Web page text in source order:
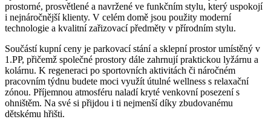
prostorné, prosvětlené a navržené ve funkčním stylu, který uspokojí
i nejnáročnější klienty. V celém domě jsou použity moderní
technologie a kvalitní zařizovací předměty v přírodním stylu.
Součástí kupní ceny je parkovací stání a sklepní prostor umístěný v
1.PP, přičemž společné prostory dále zahrnují praktickou lyžárnu a
kolárnu. K regeneraci po sportovních aktivitách či náročném
pracovním týdnu budete moci využít útulné wellness s relaxační
zónou. Příjemnou atmosféru naladí kryté venkovní posezení s
ohništěm. Na své si přijdou i ti nejmenší díky zbudovanému
dětskému hřišti.